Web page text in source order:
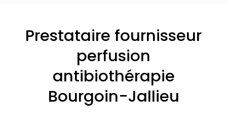
Prestataire fournisseur
perfusion
antibiothérapie
Bourgoin-Jallieu